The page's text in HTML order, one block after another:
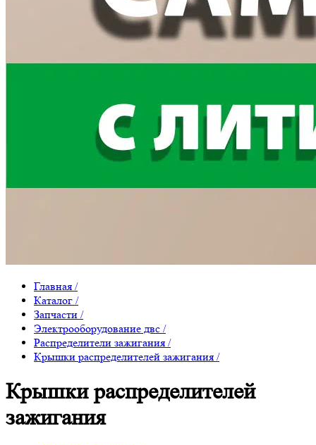
Главная /
Каталог /
Запчасти /
Электрооборудование двс /
Распределители зажигания /
Крышки распределителей зажигания /
Крышки распределителей
зажигания